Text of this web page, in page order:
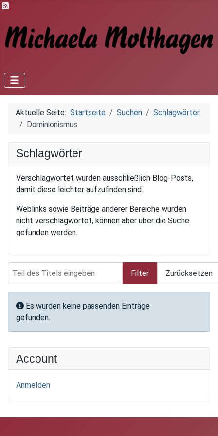
Aktuelle Seite: Startseite Suchen
Schlagwörter
Dominionismus
Schlagwörter
Verschlagwortet wurden ausschließlich Blog-Posts,
damit diese leichter aufzufinden sind.
Weblinks sowie Beiträge anderer Bereiche wurden
nicht verschlagwortet, können aber über die Suche
gefunden werden.
Filter Zurücksetzen
Information
Es wurden keine passenden Einträge
gefunden.
Account
Anmelden